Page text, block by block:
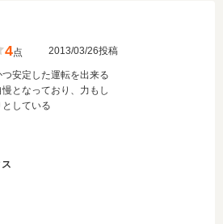
4点 2013/03/26投稿
つ安定した運転を出来る
慢となっており、力もし
としている